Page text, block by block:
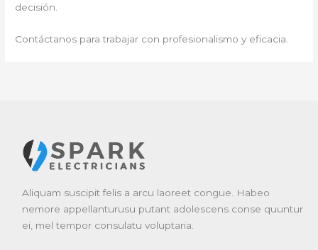
decisión.
Contáctanos para trabajar con profesionalismo y eficacia.
Aliquam suscipit felis a arcu laoreet congue. Habeo
nemore appellanturusu putant adolescens conse quuntur
ei, mel tempor consulatu voluptaria.